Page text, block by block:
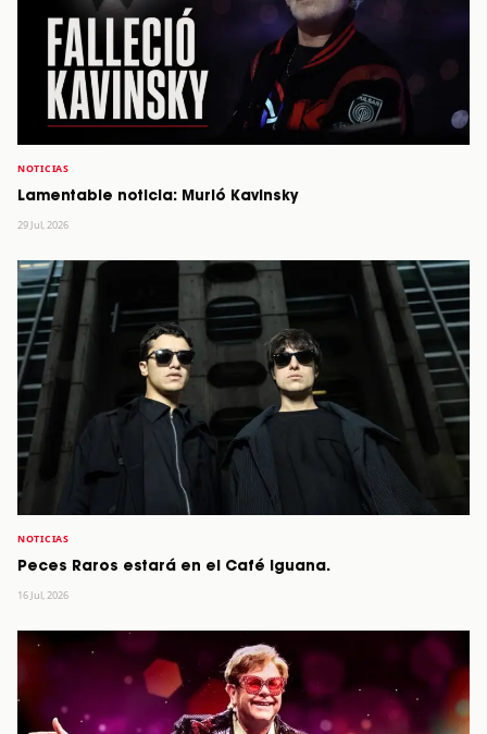
NOTICIAS
Lamentable noticia: Murió Kavinsky
29 Jul, 2026
NOTICIAS
Peces Raros estará en el Café Iguana.
16 Jul, 2026